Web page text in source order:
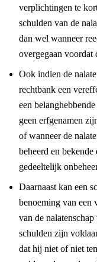
verplichtingen te
schulden van de
dan wel wanneer
overgegaan voordat
Ook indien de
rechtbank een
een
geen erfgenamen
of wanneer de
beheerd en
gedeeltelijk
Daarnaast kan een
benoeming van een
van de
schulden zijn
dat hij niet of niet